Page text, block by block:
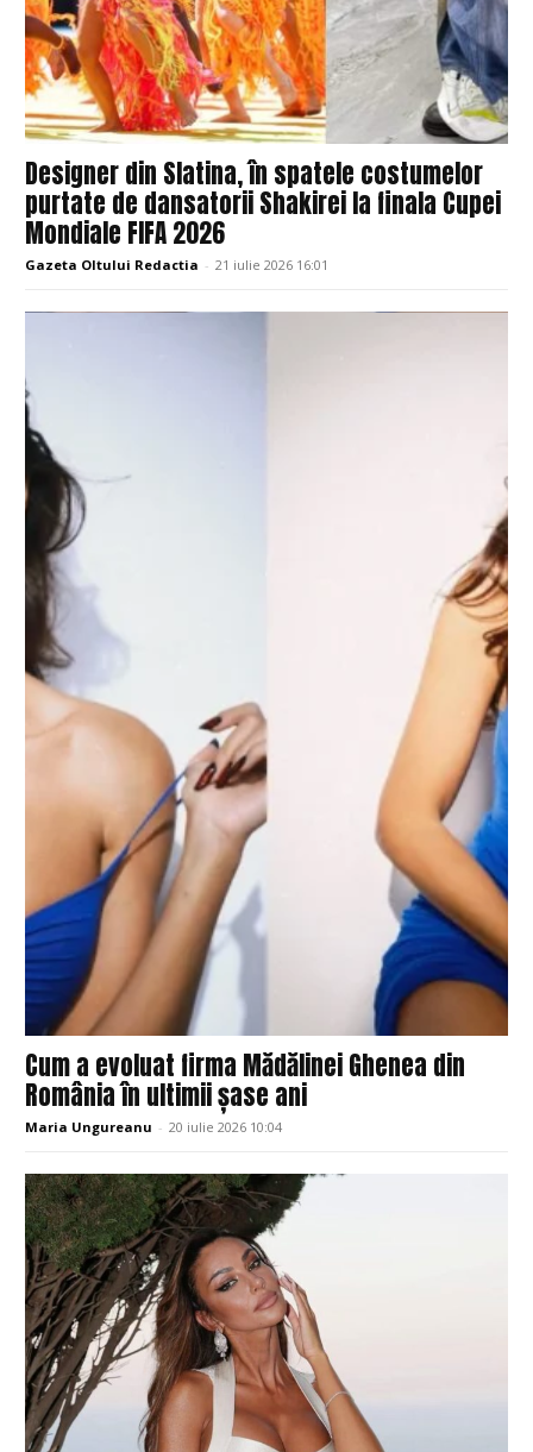
Designer din Slatina, în spatele costumelor
purtate de dansatorii Shakirei la finala Cupei
Mondiale FIFA 2026
Gazeta Oltului Redactia - 21 iulie 2026 16:01
Cum a evoluat firma Mădălinei Ghenea din
România în ultimii șase ani
Maria Ungureanu - 20 iulie 2026 10:04